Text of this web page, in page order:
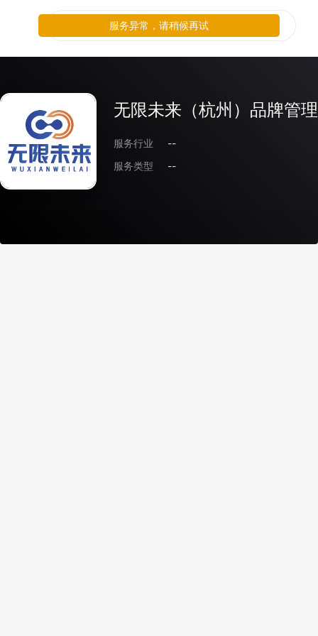
无限未来（杭州）品牌管
服务行业
--
服务类型
--
服务异常，请稍候再试